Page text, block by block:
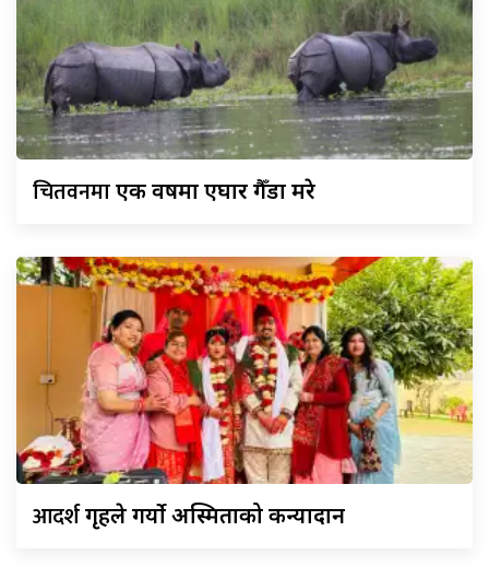
चितवनमाएक वर्षमा एघार गैँडा मरे
आदर्शगृहले गर्यो अस्मिताको कन्यादान